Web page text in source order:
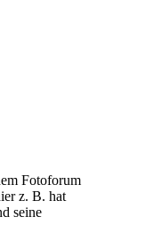
Fotoforum
z. B. hat
seine